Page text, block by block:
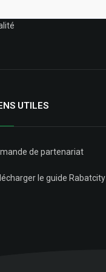
UTILES
de partenariat
le guide Rabatcity